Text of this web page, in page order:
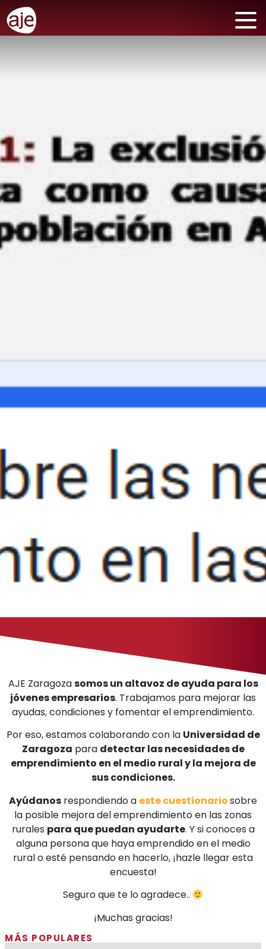
AJE Zaragozasomos un altavoz de ayuda para los
jóvenes empresarios. Trabajamos para mejorar las
ayudas, condiciones y fomentar el emprendimiento.
Por eso, estamos colaborando con la Universidad de
Zaragoza para detectar las necesidades de
emprendimiento en el medio rural y la mejora de
sus condiciones.
Ayúdanos respondiendo a este cuestionariosobre
la posible mejora del emprendimiento en las zonas
rurales para que puedan ayudarte. Y si conoces a
alguna persona que haya emprendido en el medio
rural o esté pensando en hacerlo, ¡hazle llegar esta
encuesta!
Seguro que te lo agradece..
¡Muchas gracias!
MÁS POPULARES